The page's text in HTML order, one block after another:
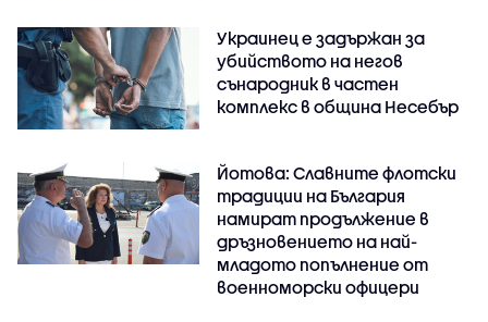
Украинец е задържан за
убийството на негов
сънародник в частен
комплекс в община Несебър
Йотова: Славните флотски
традиции на България
намират продължение в
дръзновението на най-
младото попълнение от
военноморски офицери